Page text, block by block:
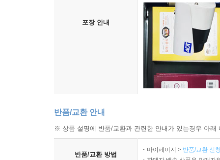
포장 안내
반품/교환 안내
※ 상품 설명에 반품/교환과 관련한 안내가 있는경우 아
반품/교환 방법
마이페이지 > 반품/교환 신